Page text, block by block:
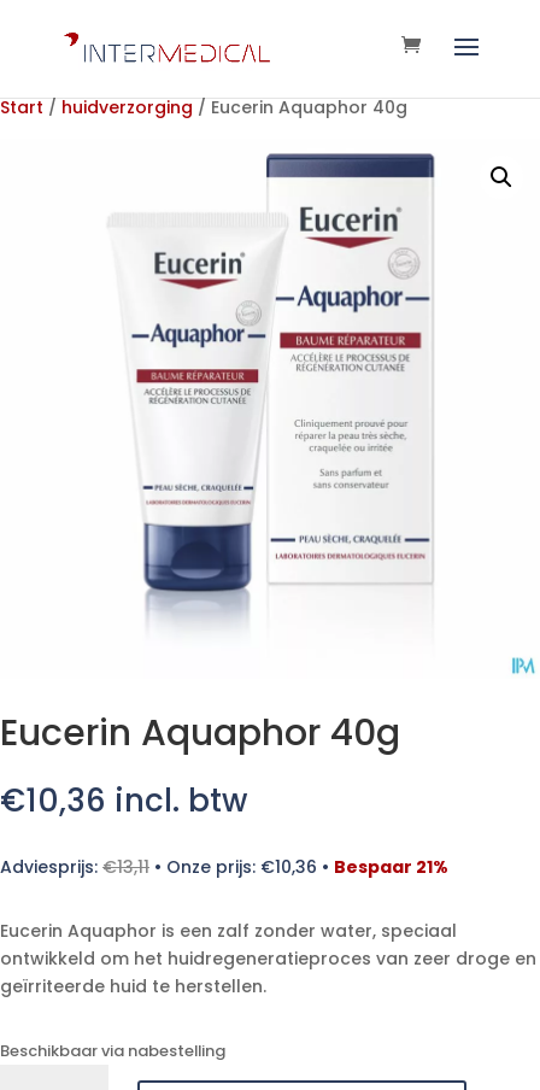
Start / huidverzorging / Eucerin Aquaphor 40g
Eucerin Aquaphor 40g
€10,36 incl. btw
Adviesprijs: €13,11 • Onze prijs: €10,36 • Bespaar 21%
Eucerin Aquaphor is een zalf zonder water, speciaal
ontwikkeld om het huidregeneratieproces van zeer droge en
geïrriteerde huid te herstellen.
Beschikbaar via nabestelling